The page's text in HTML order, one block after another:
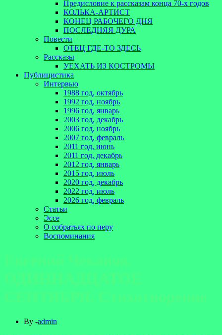
Предисловие к рассказам конца 70-х годов
КОЛЬКА-АРТИСТ
КОНЕЦ РАБОЧЕГО ДНЯ
ПОСЛЕДНЯЯ ДУРА
Повести
ОТЕЦ ГДЕ-ТО ЗДЕСЬ
Рассказы
УЕХАТЬ ИЗ КОСТРОМЫ
Публицистика
Интервью
1988 год, октябрь
1992 год, ноябрь
1996 год, январь
2003 год, декабрь
2006 год, ноябрь
2007 год, февраль
2011 год, июнь
2011 год, декабрь
2012 год, январь
2015 год, июль
2020 год, декабрь
2022 год, июль
2026 год, февраль
Статьи
Эссе
О собратьях по перу
Воспоминания
By -admin